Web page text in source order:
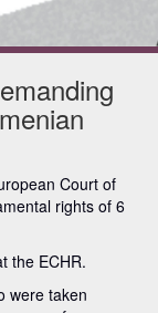
Court of
rights of 6
the ECHR.
were taken